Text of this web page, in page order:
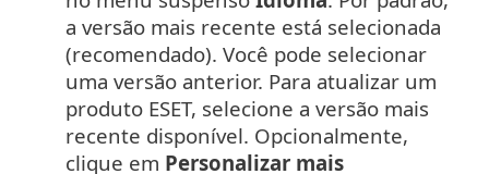
a versão mais recente está selecionada
(recomendado). Você pode selecionar
uma versão anterior. Para atualizar um
produto ESET, selecione a versão mais
recente disponível. Opcionalmente,
clique em Personalizar mais